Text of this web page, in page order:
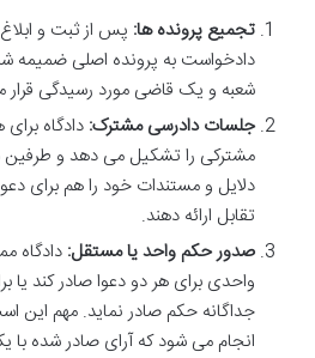
تجمیع پرونده ها: پس از ثبت و
دادخواست به پرونده اصلی ضمیمه
شعبه و یک قاضی مورد رسیدگی قرار
جلسات دادرسی مشترک: دادگاه
مشترکی را تشکیل می دهد و طرفین
دلایل و مستندات خود را هم برای
تقابل ارائه دهند.
صدور حکم واحد یا مستقل: دادگاه
واحدی برای هر دو دعوا صادر کند
جداگانه حکم صادر نماید. مهم این
انجام می شود که آرای صادر شده با